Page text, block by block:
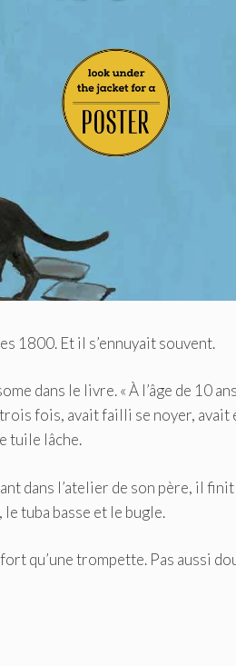
1800. Et il s’ennuyait souvent.
dans le livre. « À l’âge de 10
fois, avait failli se noyer, avait
tuile lâche.
dans l’atelier de son père, il finit
tuba basse et le bugle.
qu’une trompette. Pas aussi